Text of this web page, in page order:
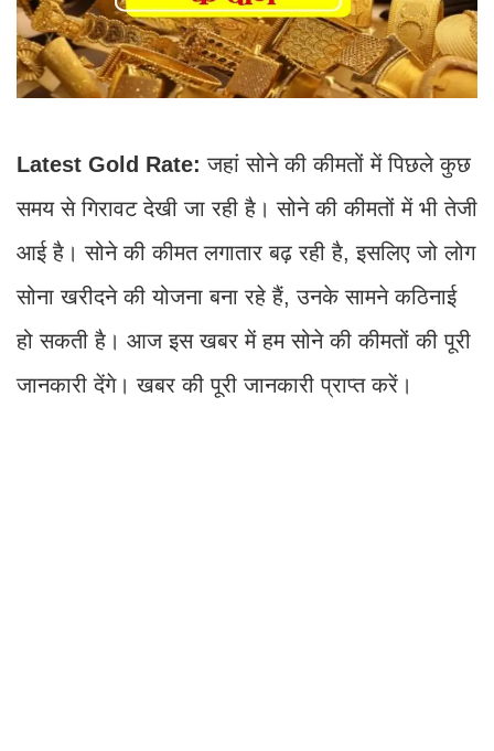
Latest Gold Rate: जहां सोने की कीमतों में पिछले कुछ
समय से गिरावट देखी जा रही है। सोने की कीमतों में भी तेजी
आई है। सोने की कीमत लगातार बढ़ रही है, इसलिए जो लोग
सोना खरीदने की योजना बना रहे हैं, उनके सामने कठिनाई
हो सकती है। आज इस खबर में हम सोने की कीमतों की पूरी
जानकारी देंगे। खबर की पूरी जानकारी प्राप्त करें।